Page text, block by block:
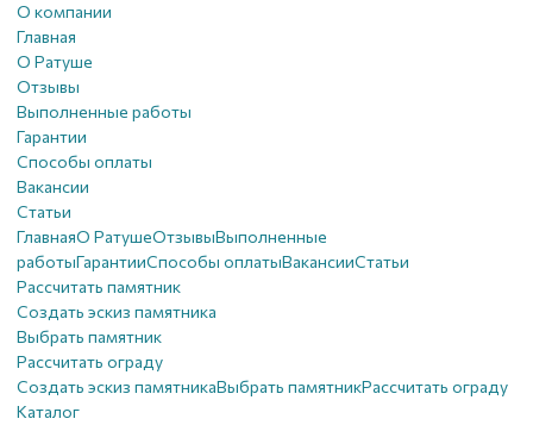
О компании
Главная
О Ратуше
Отзывы
Выполненные работы
Гарантии
Способы оплаты
Вакансии
Статьи
ГлавнаяО РатушеОтзывыВыполненные
работыГарантииСпособы оплатыВакансииСтатьи
Рассчитать памятник
Создать эскиз памятника
Выбрать памятник
Рассчитать ограду
Создать эскиз памятникаВыбрать памятникРассчитать ограду
Каталог